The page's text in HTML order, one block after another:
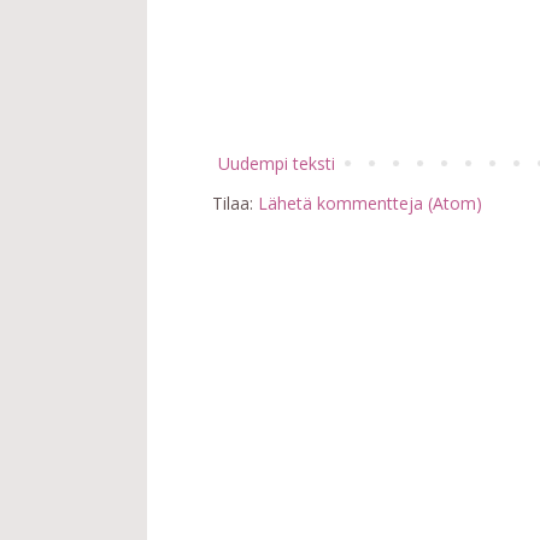
Uudempi teksti
Tilaa: Lähetä kommentteja (Atom)